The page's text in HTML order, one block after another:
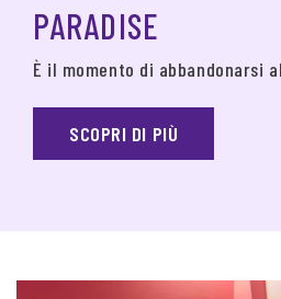
PARADISE
È il momento di abbandonarsi
SCOPRI DI PIÙ